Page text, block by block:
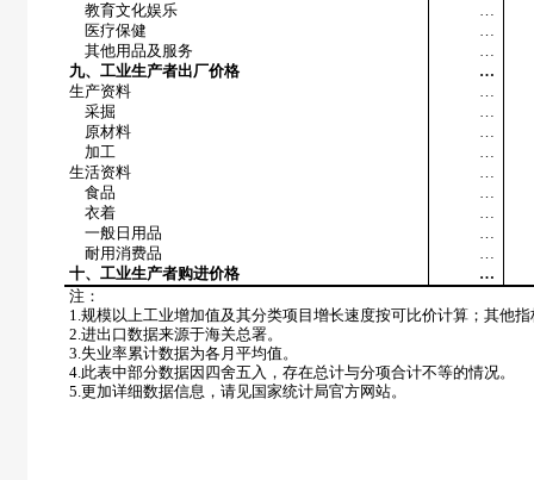
教育文化娱乐
…
医疗保健
…
其他用品及服务
…
九、工业生产者出厂价格
…
生产资料
…
采掘
…
原材料
…
加工
…
生活资料
…
食品
…
衣着
…
一般日用品
…
耐用消费品
…
十、工业生产者购进价格
…
注：
1.规模以上工业增加值及其分类项目增长速度按可比价计算；其他
2.进出口数据来源于海关总署。
3.失业率累计数据为各月平均值。
4.此表中部分数据因四舍五入，存在总计与分项合计不等的情况。
5.更加详细数据信息，请见国家统计局官方网站。